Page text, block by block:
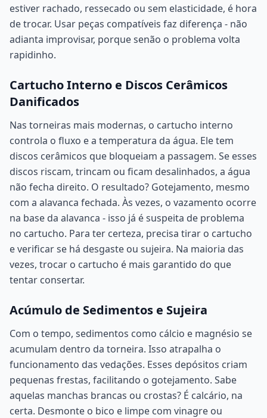
estiver rachado, ressecado ou sem elasticidade, é hora
de trocar. Usar peças compatíveis faz diferença - não
adianta improvisar, porque senão o problema volta
rapidinho.
Cartucho Interno e Discos Cerâmicos
Danificados
Nas torneiras mais modernas, o cartucho interno
controla o fluxo e a temperatura da água. Ele tem
discos cerâmicos que bloqueiam a passagem. Se esses
discos riscam, trincam ou ficam desalinhados, a água
não fecha direito. O resultado? Gotejamento, mesmo
com a alavanca fechada. Às vezes, o vazamento ocorre
na base da alavanca - isso já é suspeita de problema
no cartucho. Para ter certeza, precisa tirar o cartucho
e verificar se há desgaste ou sujeira. Na maioria das
vezes, trocar o cartucho é mais garantido do que
tentar consertar.
Acúmulo de Sedimentos e Sujeira
Com o tempo, sedimentos como cálcio e magnésio se
acumulam dentro da torneira. Isso atrapalha o
funcionamento das vedações. Esses depósitos criam
pequenas frestas, facilitando o gotejamento. Sabe
aquelas manchas brancas ou crostas? É calcário, na
certa. Desmonte o bico e limpe com vinagre ou